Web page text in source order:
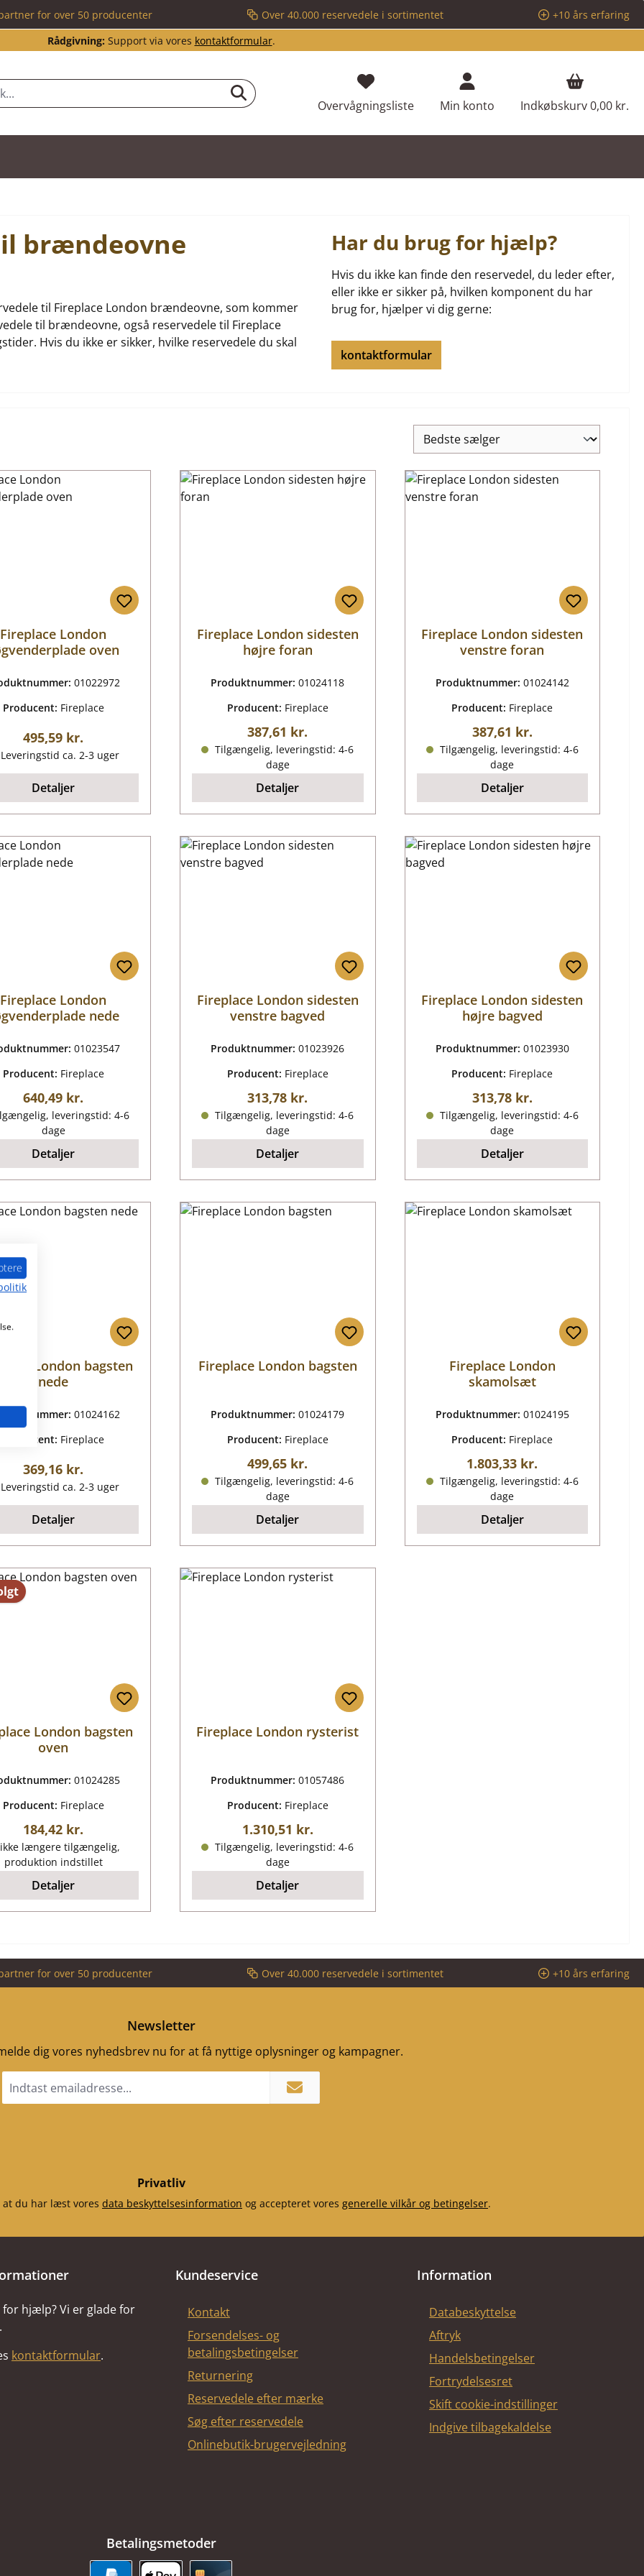
for over 50 producenter Over 40.000 reservedele i sortimentet
+10 års erfaring
Rådgivning: Support via vores kontaktformular.
OvervågningslisteDu har 0 ønskeliste varer
Min konto Indkøbskurv0,00 kr.
brændeovne
til Fireplace London brændeovne, som kommer
til brændeovne, også reservedele til Fireplace
Hvis du ikke er sikker, hvilke reservedele du skal
Har du brug for hjælp?
Hvis du ikke kan finde den reservedel, du leder efter,
eller ikke er sikker på, hvilken komponent du har
brug for, hjælper vi dig gerne:
kontaktformular
Fireplace London
oven
01022972
Producent: Fireplace
Almindelig pris:
495,59 kr.
ca. 2-3 uger
Detaljer
Fireplace London sidesten
højre foran
Produktnummer:01024118
Producent: Fireplace
Almindelig pris:
387,61 kr.
Tilgængelig, leveringstid: 4-6
dage
Detaljer
Fireplace London sidesten
venstre foran
Produktnummer: 01024142
Producent: Fireplace
Almindelig pris:
387,61 kr.
Tilgængelig, leveringstid: 4-6
dage
Detaljer
Fireplace London
nede
01023547
Producent: Fireplace
Almindelig pris:
640,49 kr.
leveringstid: 4-6
dage
Detaljer
Fireplace London sidesten
venstre bagved
Produktnummer:01023926
Producent: Fireplace
Almindelig pris:
313,78 kr.
Tilgængelig, leveringstid: 4-6
dage
Detaljer
Fireplace London sidesten
højre bagved
Produktnummer: 01023930
Producent: Fireplace
Almindelig pris:
313,78 kr.
Tilgængelig, leveringstid: 4-6
dage
Detaljer
London bagsten
nede
01024162
Producent: Fireplace
Almindelig pris:
369,16 kr.
ca. 2-3 uger
Detaljer
Fireplace London bagsten
Produktnummer:01024179
Producent: Fireplace
Almindelig pris:
499,65 kr.
Tilgængelig, leveringstid: 4-6
dage
Detaljer
Fireplace London
skamolsæt
Produktnummer: 01024195
Producent: Fireplace
Almindelig pris:
1.803,33 kr.
Tilgængelig, leveringstid: 4-6
dage
Detaljer
London bagsten
oven
01024285
Producent: Fireplace
Almindelig pris:
184,42 kr.
længere tilgængelig,
produktion indstillet
Detaljer
Fireplace London rysterist
Produktnummer:01057486
Producent: Fireplace
Almindelig pris:
1.310,51 kr.
Tilgængelig, leveringstid: 4-6
dage
Detaljer
for over 50 producenter Over 40.000 reservedele i sortimentet +10 års erfaring
Newsletter
dig vores nyhedsbrev nu for at få nyttige oplysninger og kampagner.
adresse
Privatliv
du har læst vores data beskyttelsesinformation og accepteret vores generelle vilkår og betingelser.
hjælp? Vi er glade for
kontaktformular.
Kundeservice
Kontakt
Forsendelses- og
betalingsbetingelser
Returnering
Reservedele efter mærke
Søg efter reservedele
Onlinebutik-brugervejledning
Information
Databeskyttelse
Aftryk
Handelsbetingelser
Fortrydelsesret
Skift cookie-indstillinger
Indgive tilbagekaldelse
Betalingsmetoder